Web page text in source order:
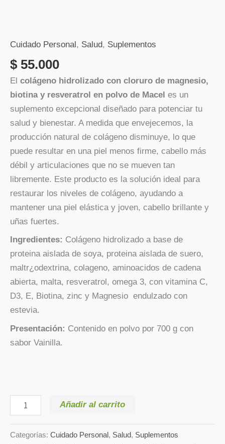
Cuidado Personal, Salud, Suplementos
$ 55.000
El colágeno hidrolizado con cloruro de magnesio,
biotina y resveratrol en polvo de Macel es un
suplemento excepcional diseñado para potenciar tu
salud y bienestar. A medida que envejecemos, la
producción natural de colágeno disminuye, lo que
puede resultar en una piel menos firme, cabello más
débil y articulaciones que no se mueven tan
libremente. Este producto es la solución ideal para
restaurar los niveles de colágeno, ayudando a
mantener una piel elástica y joven, cabello brillante y
uñas fuertes.
Ingredientes: Colágeno hidrolizado a base de
proteina aislada de soya, proteina aislada de suero,
maltr¿odextrina, colageno, aminoacidos de cadena
abierta, malta, resveratrol, omega 3, con vitamina C,
D3, E, Biotina, zinc y Magnesio endulzado con
estevia.
Presentación: Contenido en polvo por 700 g con
sabor Vainilla.
g
cantidad
Añadir al carrito
Categorías: Cuidado Personal, Salud, Suplementos